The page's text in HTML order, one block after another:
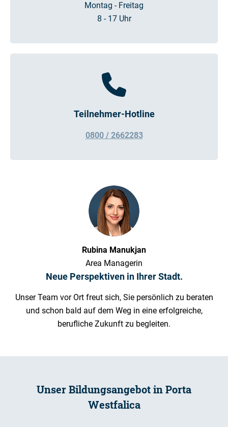
Montag - Freitag
8 - 17 Uhr
Teilnehmer-Hotline
0800 / 2662283
Rubina Manukjan
Area Managerin
Neue Perspektiven in Ihrer Stadt.
Unser Team vor Ort freut sich, Sie persönlich zu beraten
und schon bald auf dem Weg in eine erfolgreiche,
berufliche Zukunft zu begleiten.
Unser Bildungsangebot in Porta
Westfalica